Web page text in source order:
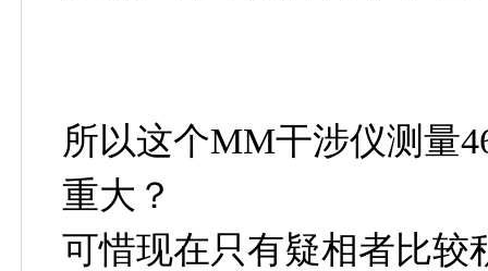
所以这个MM干涉仪测量
重大？
可惜现在只有疑相者比较